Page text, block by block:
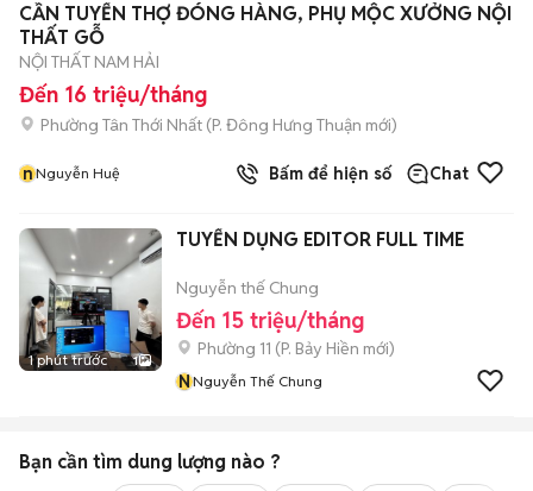
CẦN TUYỂN THỢ ĐÓNG HÀNG, PHỤ MỘC XƯỞNG NỘI
THẤT GỖ
NỘI THẤT NAM HẢI
Đến 16 triệu/tháng
Phường Tân Thới Nhất (P. Đông Hưng Thuận mới)
nNguyễn Huệ Bấm để hiện số Chat
1 phút trước 1
TUYỂN DỤNG EDITOR FULL TIME
Nguyễn thế Chung
Đến 15 triệu/tháng
Phường 11 (P. Bảy Hiền mới)
NNguyễn Thế Chung
Bạn cần tìm dung lượng nào ?